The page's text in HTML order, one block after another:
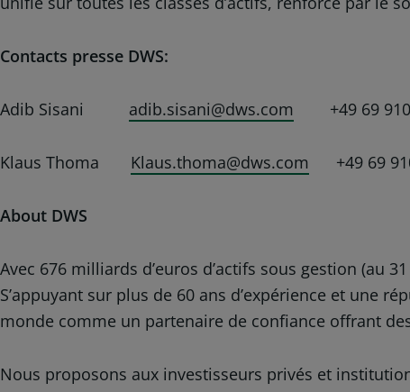
Contacts presse DWS:
Adib Sisani adib.sisani@dws.com +49 69
Klaus Thoma Klaus.thoma@dws.com +49 69
About DWS
Avec 676 milliards d’euros d’actifs sous gestion (au
S’appuyant sur plus de 60 ans d’expérience et une
monde comme un partenaire de confiance offrant
Nous proposons aux investisseurs privés et